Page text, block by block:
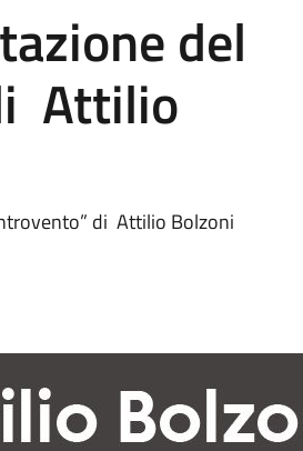
del
Attilio
di Attilio Bolzoni